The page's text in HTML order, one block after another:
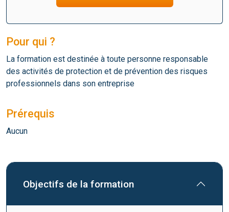
Pour qui ?
La formation est destinée à toute personne responsable
des activités de protection et de prévention des risques
professionnels dans son entreprise
Prérequis
Aucun
Objectifs de la formation